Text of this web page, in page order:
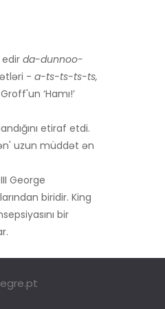
da-dunnoo-
- a-ts-ts-ts-ts,
‘Hamı!’
etiraf etdi.
uzun müddət ən
George
biridir. King
bir